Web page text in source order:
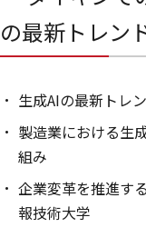
の最新トレン
生成AIの最新トレ
製造業における生
組み
企業変革を推進す
報技術大学